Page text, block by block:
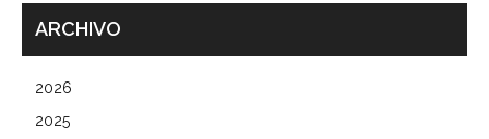
ARCHIVO
2026
2025